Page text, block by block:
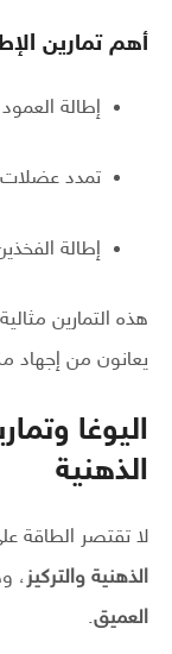
أهم تمارين
إطالة
تمدد عضلات
إطالة
هذه التمارين
يعانون من إجهاد
اليوغا
الذهنية
لا تقتصر الطاقة
الذهنية والتركيز،
العميق.